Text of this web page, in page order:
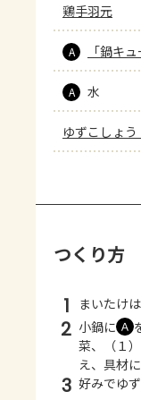
鶏手羽元
A 「鍋キ
A 水
ゆずこしょ
つくり方
1 まいたけ
2 小鍋に Ａ
菜、（１
え、具材
3 好みでゆ